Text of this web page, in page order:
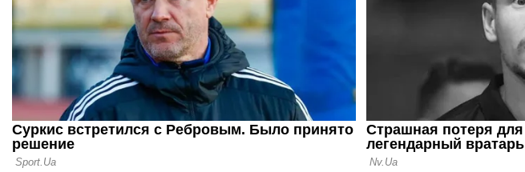
14.06.26 17:11